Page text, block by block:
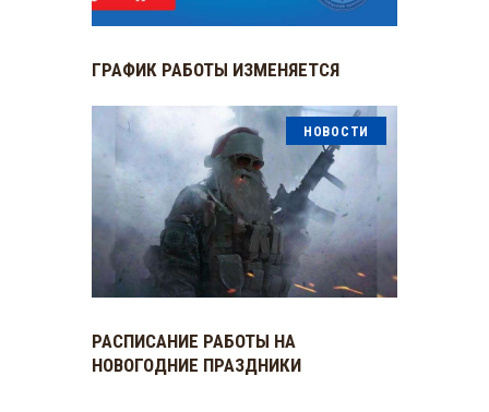
ГРАФИК РАБОТЫ ИЗМЕНЯЕТСЯ
НОВОСТИ
РАСПИСАНИЕ РАБОТЫ НА
НОВОГОДНИЕ ПРАЗДНИКИ